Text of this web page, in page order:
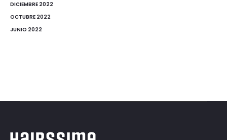
DICIEMBRE 2022
OCTUBRE 2022
JUNIO 2022